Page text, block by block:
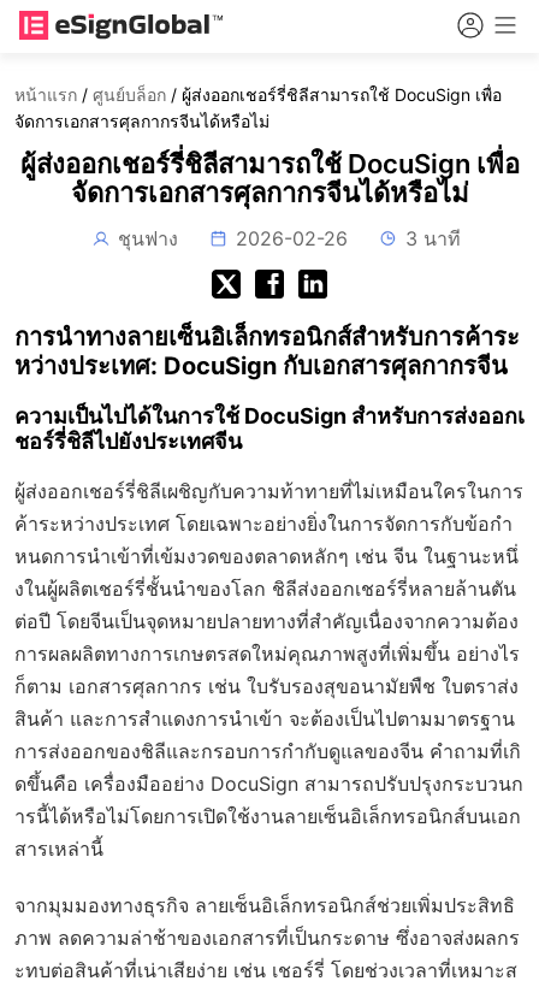
หน้าแรก / ศูนย์บล็อก / ผู้ส่งออกเชอร์รี่ชิลีสามารถใช้ DocuSign เพื่อ
จัดการเอกสารศุลกากรจีนได้หรือไม่
ผู้ส่งออกเชอร์รี่ชิลีสามารถใช้ DocuSign เพื่อ
จัดการเอกสารศุลกากรจีนได้หรือไม่
ชุนฟาง 2026-02-26 3 นาที
การนำทางลายเซ็นอิเล็กทรอนิกส์สำหรับการค้าระ
หว่างประเทศ: DocuSign กับเอกสารศุลกากรจีน
ความเป็นไปได้ในการใช้ DocuSign สำหรับการส่งออกเ
ชอร์รี่ชิลีไปยังประเทศจีน
ผู้ส่งออกเชอร์รี่ชิลีเผชิญกับความท้าทายที่ไม่เหมือนใครในการ
ค้าระหว่างประเทศ โดยเฉพาะอย่างยิ่งในการจัดการกับข้อกำ
หนดการนำเข้าที่เข้มงวดของตลาดหลักๆ เช่น จีน ในฐานะหนึ่
งในผู้ผลิตเชอร์รี่ชั้นนำของโลก ชิลีส่งออกเชอร์รี่หลายล้านตัน
ต่อปี โดยจีนเป็นจุดหมายปลายทางที่สำคัญเนื่องจากความต้อง
การผลผลิตทางการเกษตรสดใหม่คุณภาพสูงที่เพิ่มขึ้น อย่างไร
ก็ตาม เอกสารศุลกากร เช่น ใบรับรองสุขอนามัยพืช ใบตราส่ง
สินค้า และการสำแดงการนำเข้า จะต้องเป็นไปตามมาตรฐาน
การส่งออกของชิลีและกรอบการกำกับดูแลของจีน คำถามที่เกิ
ดขึ้นคือ เครื่องมืออย่าง DocuSign สามารถปรับปรุงกระบวนก
ารนี้ได้หรือไม่โดยการเปิดใช้งานลายเซ็นอิเล็กทรอนิกส์บนเอก
สารเหล่านี้
จากมุมมองทางธุรกิจ ลายเซ็นอิเล็กทรอนิกส์ช่วยเพิ่มประสิทธิ
ภาพ ลดความล่าช้าของเอกสารที่เป็นกระดาษ ซึ่งอาจส่งผลกร
ะทบต่อสินค้าที่เน่าเสียง่าย เช่น เชอร์รี่ โดยช่วงเวลาที่เหมาะส